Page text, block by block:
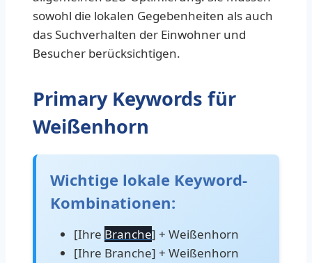
sowohl die lokalen Gegebenheiten als auch
das Suchverhalten der Einwohner und
Besucher berücksichtigen.
Primary Keywords für
Weißenhorn
Wichtige lokale Keyword-
Kombinationen:
[Ihre Branche] + Weißenhorn
[Ihre Branche] + Weißenhorn